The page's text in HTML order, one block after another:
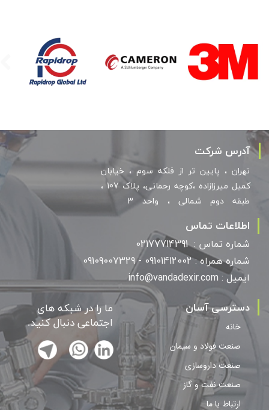
ما را در شبکه های
اجتماعی دنبال کنید.
آدرس شرکت
​​تهران ، پایین تر از فلکه سوم ، خیابان
کمیل میرزازاده ،کوچه رحمانی، پلاک 107 ،
دسترسی آسان
خانه
صنعت فولاد و سیمان
صنعت داروسازی
صنعت نفت و گاز
ارتباط با ما
شماره تماس :02177714391
شماره همراه :
09101412002 -
09109007329
ایمیل : info@vandadexir.com
اطلاعات تماس